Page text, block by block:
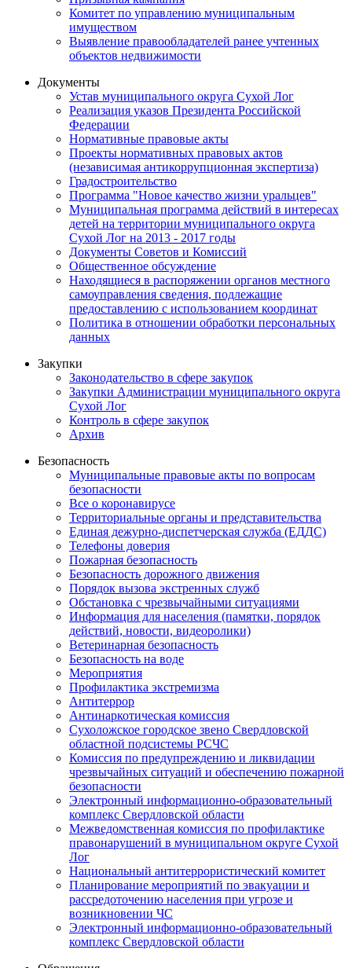
Комитет по управлению муниципальным
имуществом
Выявление правообладателей ранее учтенных
объектов недвижимости
Документы
Устав муниципального округа Сухой Лог
Реализация указов Президента Российской
Федерации
Нормативные правовые акты
Проекты нормативных правовых актов
(независимая антикоррупционная экспертиза)
Градостроительство
Программа "Новое качество жизни уральцев"
Муниципальная программа действий в интересах
детей на территории муниципального округа
Сухой Лог на 2013 - 2017 годы
Документы Советов и Комиссий
Общественное обсуждение
Находящиеся в распоряжении органов местного
самоуправления сведения, подлежащие
предоставлению с использованием координат
Политика в отношении обработки персональных
данных
Закупки
Законодательство в сфере закупок
Закупки Администрации муниципального округа
Сухой Лог
Контроль в сфере закупок
Архив
Безопасность
Муниципальные правовые акты по вопросам
безопасности
Все о коронавирусе
Территориальные органы и представительства
Единая дежурно-диспетчерская служба (ЕДДС)
Телефоны доверия
Пожарная безопасность
Безопасность дорожного движения
Порядок вызова экстренных служб
Обстановка с чрезвычайными ситуациями
Информация для населения (памятки, порядок
действий, новости, видеоролики)
Ветеринарная безопасность
Безопасность на воде
Мероприятия
Профилактика экстремизма
Антитеррор
Антинаркотическая комиссия
Сухоложское городское звено Свердловской
областной подсистемы РСЧС
Комиссия по предупреждению и ликвидации
чрезвычайных ситуаций и обеспечению пожарной
безопасности
Электронный информационно-образовательный
комплекс Cвердловской области
Межведомственная комиссия по профилактике
правонарушений в муниципальном округе Сухой
Лог
Национальный антитеррористический комитет
Планирование мероприятий по эвакуации и
рассредоточению населения при угрозе и
возникновении ЧС
Электронный информационно-образовательный
комплекс Свердловской области